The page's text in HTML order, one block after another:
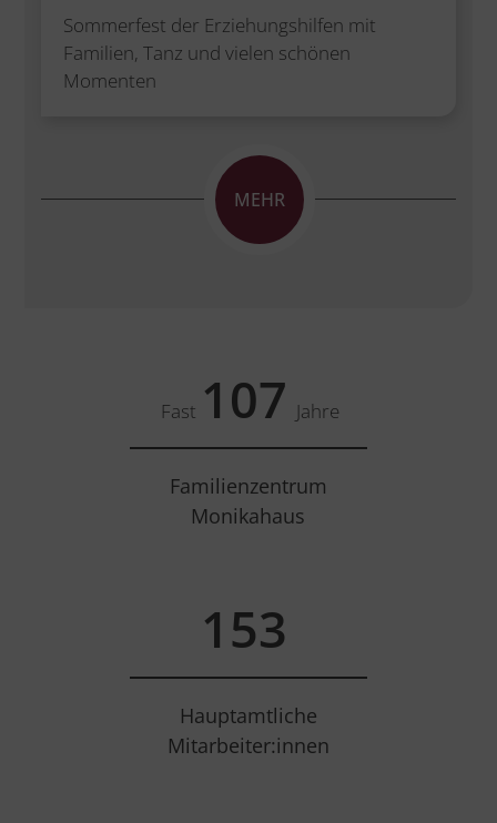
Sommerfest der Erziehungshilfen mit
Familien, Tanz und vielen schönen
Momenten
MEHR
Fast 125 Jahre
Familienzentrum
Monikahaus
180
Hauptamtliche
Mitarbeiter:innen